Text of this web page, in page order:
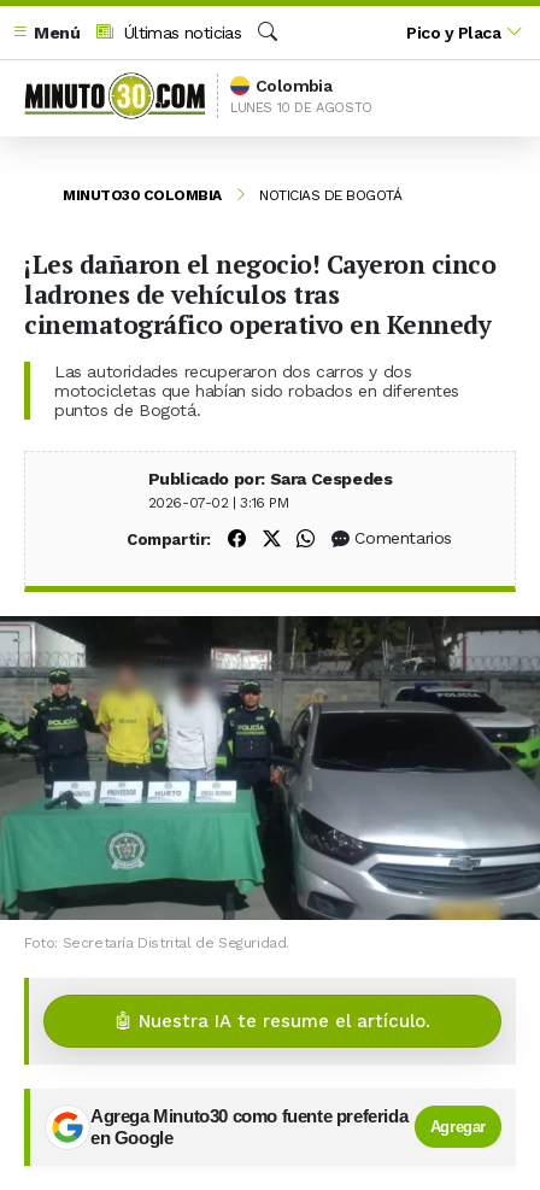
Menú
Últimas noticias
Buscar
Pico y Placa
Colombia
LUNES 10 DE AGOSTO
MINUTO30 COLOMBIA NOTICIAS DE BOGOTÁ
¡Les dañaron el negocio! Cayeron cinco
ladrones de vehículos tras
cinematográfico operativo en Kennedy
Las autoridades recuperaron dos carros y dos
motocicletas que habían sido robados en diferentes
puntos de Bogotá.
Publicado por: Sara Cespedes
2026-07-02 | 3:16 PM
Compartir: Compartir en Facebook
Compartir en X (Twitter)
Compartir en WhatsApp
Comentarios
Foto: Secretaría Distrital de Seguridad.
🤖 Nuestra IA te resume el artículo.
Agrega Minuto30 como fuente preferida
en Google
Agregar